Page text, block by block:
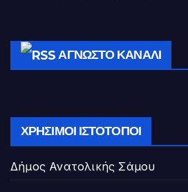
ΆΓΝΩΣΤΟ ΚΑΝΆΛΙ
ΧΡΉΣΙΜΟΙ ΙΣΤΌΤΟΠΟΙ
Δήμος Ανατολικής Σάμου